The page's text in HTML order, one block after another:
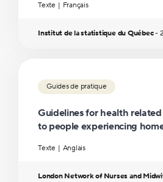
Texte Français
Institut de la statistique du Québec-
Guides de pratique
Guidelines for health
to people experiencing
Texte Anglais
London Network of Nurses and